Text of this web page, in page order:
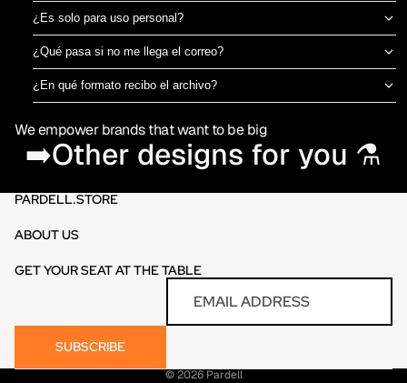
Sí, el archivo es tuyo para imprimir en el taller de DTF o sublimación
que prefieras. No estamos ligados a una imprenta específica.
¿Es solo para uso personal?
Puedes usarlo para camisetas propias o para vender productos
físicos ya impresos. No está permitido revender o redistribuir el
archivo digital en sí.
¿Qué pasa si no me llega el correo?
Revisa spam o promociones primero. Si aún así no aparece en 30
minutos, escríbenos por el chat de la tienda y te lo reenviamos al
¿En qué formato recibo el archivo?
directamente en DTF o sublimación.
We empower brands that want to be big
➡️Other designs for you ⚗️
PARDELL.STORE
ABOUT US
GET YOUR SEAT AT THE TABLE
SUBSCRIBE
© 2026 Pardell
Refund policy
Terms of service
Contact information